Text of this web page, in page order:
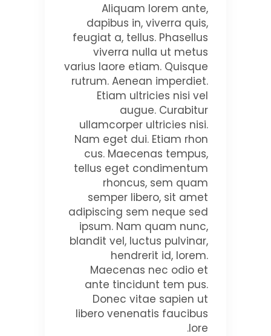
Aliquam lorem ante,
dapibus in, viverra quis,
feugiat a, tellus. Phasellus
viverra nulla ut metus
varius laore etiam. Quisque
rutrum. Aenean imperdiet.
Etiam ultricies nisi vel
augue. Curabitur
ullamcorper ultricies nisi.
Nam eget dui. Etiam rhon
cus. Maecenas tempus,
tellus eget condimentum
rhoncus, sem quam
semper libero, sit amet
adipiscing sem neque sed
ipsum. Nam quam nunc,
blandit vel, luctus pulvinar,
hendrerit id, lorem.
Maecenas nec odio et
ante tincidunt tem pus.
Donec vitae sapien ut
libero venenatis faucibus
lore.